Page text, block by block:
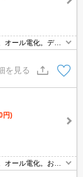
オール電化。ディ
ワーク天満橋店ま
を見る
円)
オール電化。お問